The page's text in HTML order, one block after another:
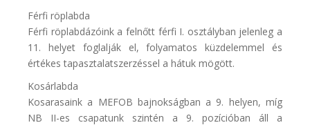
Férfi röplabda
Férfi röplabdázóink a felnőtt férfi I. osztályban jelenleg a
11. helyet foglalják el, folyamatos küzdelemmel és
értékes tapasztalatszerzéssel a hátuk mögött.
Kosárlabda
Kosarasaink a MEFOB bajnokságban a 9. helyen, míg
NB II-es csapatunk szintén a 9. pozícióban áll a